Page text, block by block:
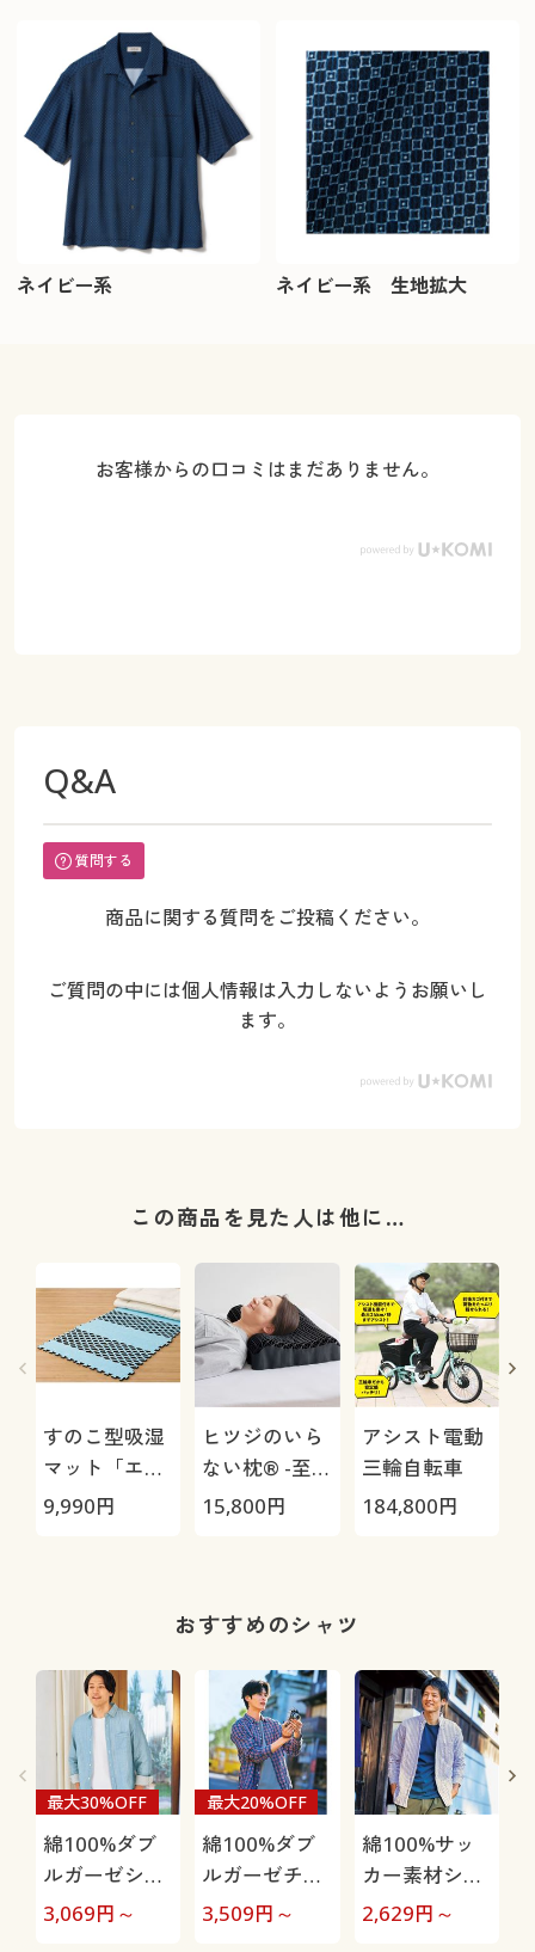
ネイビー系 ネイビー系 生地拡大
お客様からの口コミはまだありません。
Q&A
質問する
商品に関する質問をご投稿ください。
ご質問の中には個人情報は入力しないようお願いし
ます。
この商品を見た人は他に…
すのこ型吸湿
マット「エア
ージョブ®」
9,990円
ヒツジのいら
ない枕® -至
極-
15,800円
アシスト電動
三輪自転車
184,800円
おすすめのシャツ
綿100%ダブ
ルガーゼシャ
ツ(長袖)
最大30%OFF
3,069円～
綿100%ダブ
ルガーゼチェ
ックシャツ(長
最大20%OFF
3,509円～
綿100%サッ
カー素材シャ
ツ(長袖)ボタ
2,629円～